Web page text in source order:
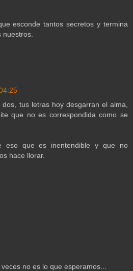
esconde tantos secretos y termina
tus letras hoy desgarran el alma,
que no es correspondida como se
eso que es inentendible y que no
hace llorar.
no es lo que esperamos...